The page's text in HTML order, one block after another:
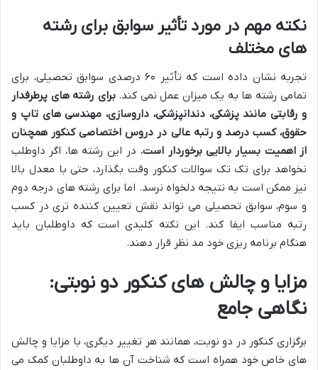
نکته مهم در مورد تأثیر سوابق برای رشته
های مختلف
تجربه نشان داده است که تأثیر ۶۰ درصدی سوابق تحصیلی، برای
تمامی رشته ها به یک میزان عمل نمی کند.برای رشته های پرطرفدار
و رقابتی مانند پزشکی، دندانپزشکی، داروسازی، مهندسی های تاپ و
حقوق، کسب درصد و رتبه عالی در دروس اختصاصی کنکور همچنان
از اهمیت بسیار بالایی برخوردار است. در این رشته ها، اگر داوطلب
نخواهد برای تک تک سوالات کنکور وقت بگذارد، حتی با معدل بالا
نیز ممکن است به نتیجه دلخواه نرسد. اما برای رشته های درجه دوم
و سوم، سوابق تحصیلی می تواند نقش تعیین کننده تری در کسب
رتبه مناسب ایفا کند. این نکته کلیدی است که داوطلبان باید
هنگام برنامه ریزی خود مد نظر قرار دهند.
مزایا و چالش های کنکور دو نوبتی:
نگاهی جامع
برگزاری کنکور در دو نوبت، همانند هر تغییر دیگری، با مزایا و چالش
های خاص خود همراه است که شناخت آن ها به داوطلبان کمک می